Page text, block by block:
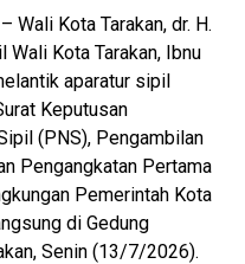
serta memperkuat
partisipasi generasi
Wali Kota juga
yang konsisten,
sinergi antara
dunia
pemangku
Tarakan yang
berdaya saing.
– Wali Kota Tarakan, dr. H.
Wali Kota Tarakan, Ibnu
aparatur sipil
Keputusan
(PNS), Pengambilan
Pengangkatan Pertama
Pemerintah Kota
di Gedung
Senin (13/7/2026).